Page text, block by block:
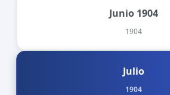
Junio 1904
1904
Julio
1904